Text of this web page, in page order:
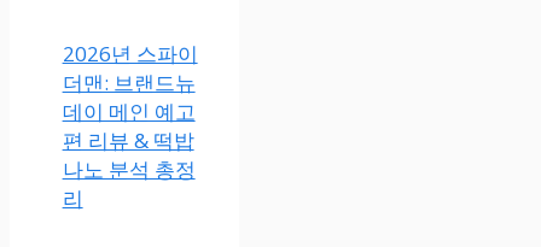
2026년 스파이
더맨: 브랜드뉴
데이 메인 예고
편 리뷰 & 떡밥
나노 분석 총정
리